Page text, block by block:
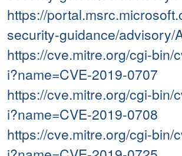
https://
security-guidance/advisory/
https://cve.mitre.org/cgi-bin/
i?name=CVE-2019-0707
https://cve.mitre.org/cgi-bin/
i?name=CVE-2019-0708
https://cve.mitre.org/cgi-bin/